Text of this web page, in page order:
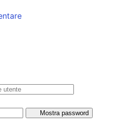
Mostra password